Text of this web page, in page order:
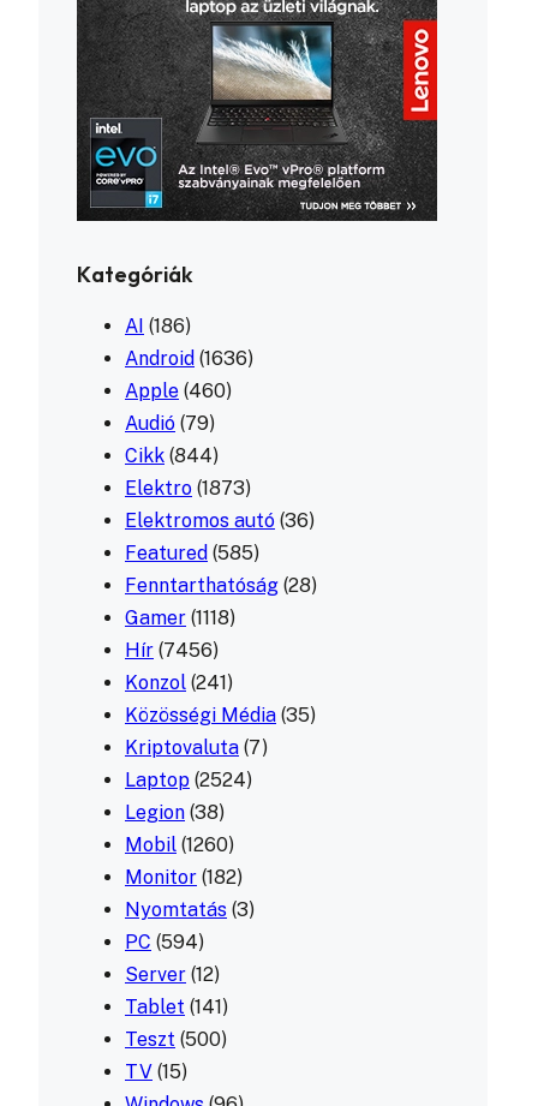
Kategóriák
AI (186)
Android (1636)
Apple (460)
Audió (79)
Cikk (844)
Elektro (1873)
Elektromos autó (36)
Featured (585)
Fenntarthatóság (28)
Gamer (1118)
Hír (7456)
Konzol (241)
Közösségi Média (35)
Kriptovaluta (7)
Laptop (2524)
Legion (38)
Mobil (1260)
Monitor (182)
Nyomtatás (3)
PC (594)
Server (12)
Tablet (141)
Teszt (500)
TV (15)